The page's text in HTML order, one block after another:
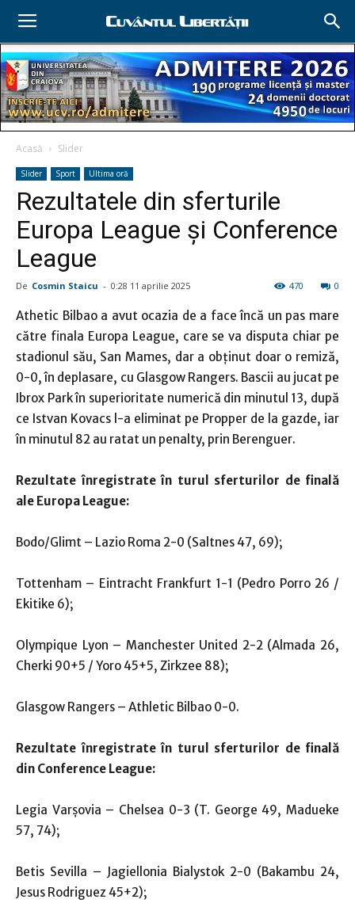
Acasă Slider
Slider Sport Ultima oră
Rezultatele din sferturile
Europa League şi Conference
League
De Cosmin Staicu - 0:28 11 aprilie 2025 0
470
Athetic Bilbao a avut ocazia de a face încă un pas mare
către finala Europa League, care se va disputa chiar pe
stadionul său, San Mames, dar a obţinut doar o remiză,
0-0, în deplasare, cu Glasgow Rangers. Bascii au jucat pe
Ibrox Park în superioritate numerică din minutul 13, după
ce Istvan Kovacs l-a eliminat pe Propper de la gazde, iar
în minutul 82 au ratat un penalty, prin Berenguer.
Rezultate înregistrate în turul sferturilor de finală
ale Europa League:
Bodo/Glimt – Lazio Roma 2-0 (Saltnes 47, 69);
Tottenham – Eintracht Frankfurt 1-1 (Pedro Porro 26 /
Ekitike 6);
Olympique Lyon – Manchester United 2-2 (Almada 26,
Cherki 90+5 / Yoro 45+5, Zirkzee 88);
Glasgow Rangers – Athletic Bilbao 0-0.
Rezultate înregistrate în turul sferturilor de finală
din Conference League:
Legia Varşovia – Chelsea 0-3 (T. George 49, Madueke
57, 74);
Betis Sevilla – Jagiellonia Bialystok 2-0 (Bakambu 24,
Jesus Rodriguez 45+2);